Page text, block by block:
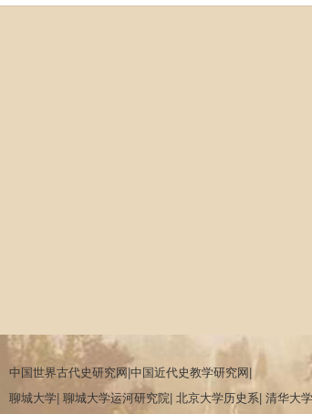
中国世界古代史研究网 中国近代史教学研究网
聊城大学| 聊城大学运河研究院| 北京大学历史系| 清华大